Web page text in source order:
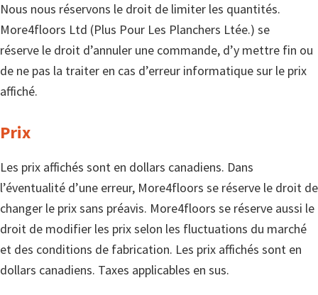
Nous nous réservons le droit de limiter les quantités.
More4floors Ltd (Plus Pour Les Planchers Ltée.) se
réserve le droit d’annuler une commande, d’y mettre fin ou
de ne pas la traiter en cas d’erreur informatique sur le prix
affiché.
Prix
Les prix affichés sont en dollars canadiens. Dans
l’éventualité d’une erreur, More4floors se réserve le droit de
changer le prix sans préavis. More4floors se réserve aussi le
droit de modifier les prix selon les fluctuations du marché
et des conditions de fabrication. Les prix affichés sont en
dollars canadiens. Taxes applicables en sus.